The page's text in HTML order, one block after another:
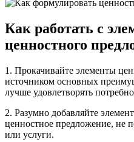
Как работать с
ценностного
1. Прокачивайте элементы
источником основных
лучше удовлетворять
2. Разумно добавляйте
ценностное предложение, не
или услуги.